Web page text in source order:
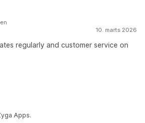
10. marts 2026
regularly and customer service on
Apps.